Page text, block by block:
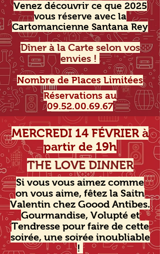
Venez découvrir ce que 2025
vous réserve avec la
Cartomancienne Santana Rey
​Dîner à la Carte selon vos
envies !
Nombre de Places Limitées
Réservations au
09.52.00.69.67
MERCREDI 14 FÉVRIER à
partir de 19h
THE LOVE DINNER
Si vous vous aimez comme
on vous aime, fêtez la Saitn
Valentin chez Goood Antibes.
Gourmandise, Volupté et
Tendresse pour faire de cette
soirée, une soirée inoubliable
!